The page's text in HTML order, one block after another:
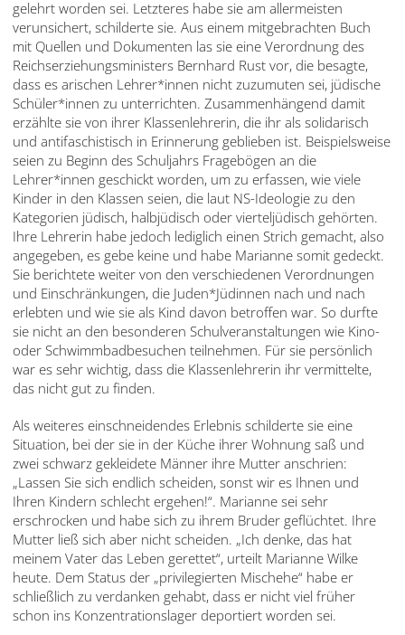
gelehrt worden sei. Letzteres habe sie am allermeisten
verunsichert, schilderte sie. Aus einem mitgebrachten Buch
mit Quellen und Dokumenten las sie eine Verordnung des
Reichserziehungsministers Bernhard Rust vor, die besagte,
dass es arischen Lehrer*innen nicht zuzumuten sei, jüdische
Schüler*innen zu unterrichten. Zusammenhängend damit
erzählte sie von ihrer Klassenlehrerin, die ihr als solidarisch
und antifaschistisch in Erinnerung geblieben ist. Beispielsweise
seien zu Beginn des Schuljahrs Fragebögen an die
Lehrer*innen geschickt worden, um zu erfassen, wie viele
Kinder in den Klassen seien, die laut NS-Ideologie zu den
Kategorien jüdisch, halbjüdisch oder vierteljüdisch gehörten.
Ihre Lehrerin habe jedoch lediglich einen Strich gemacht, also
angegeben, es gebe keine und habe Marianne somit gedeckt.
Sie berichtete weiter von den verschiedenen Verordnungen
und Einschränkungen, die Juden*Jüdinnen nach und nach
erlebten und wie sie als Kind davon betroffen war. So durfte
sie nicht an den besonderen Schulveranstaltungen wie Kino-
oder Schwimmbadbesuchen teilnehmen. Für sie persönlich
war es sehr wichtig, dass die Klassenlehrerin ihr vermittelte,
das nicht gut zu finden.
Als weiteres einschneidendes Erlebnis schilderte sie eine
Situation, bei der sie in der Küche ihrer Wohnung saß und
zwei schwarz gekleidete Männer ihre Mutter anschrien:
„Lassen Sie sich endlich scheiden, sonst wir es Ihnen und
Ihren Kindern schlecht ergehen!“. Marianne sei sehr
erschrocken und habe sich zu ihrem Bruder geflüchtet. Ihre
Mutter ließ sich aber nicht scheiden. „Ich denke, das hat
meinem Vater das Leben gerettet“, urteilt Marianne Wilke
heute. Dem Status der „privilegierten Mischehe“ habe er
schließlich zu verdanken gehabt, dass er nicht viel früher
schon ins Konzentrationslager deportiert worden sei.